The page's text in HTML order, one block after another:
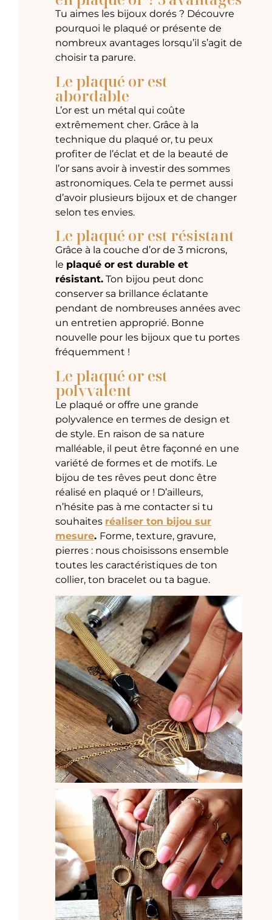
Tu aimes les bijoux dorés ? Découvre
pourquoi le plaqué or présente de
nombreux avantages lorsqu’il s’agit de
choisir ta parure.
Le plaqué or est
abordable
L’or est un métal qui coûte
extrêmement cher. Grâce à la
technique du plaqué or, tu peux
profiter de l’éclat et de la beauté de
l’or sans avoir à investir des sommes
astronomiques. Cela te permet aussi
d’avoir plusieurs bijoux et de changer
selon tes envies.
Le plaqué or est résistant
Grâce à la couche d’or de 3 microns,
le plaqué or est durable et
résistant. Ton bijou peut donc
conserver sa brillance éclatante
pendant de nombreuses années avec
un entretien approprié. Bonne
nouvelle pour les bijoux que tu portes
fréquemment !
Le plaqué or est
polyvalent
Le plaqué or offre une grande
polyvalence en termes de design et
de style. En raison de sa nature
malléable, il peut être façonné en une
variété de formes et de motifs. Le
bijou de tes rêves peut donc être
réalisé en plaqué or ! D’ailleurs,
n’hésite pas à me contacter si tu
souhaites réaliser ton bijou sur
mesure. Forme, texture, gravure,
pierres : nous choisissons ensemble
toutes les caractéristiques de ton
collier, ton bracelet ou ta bague.